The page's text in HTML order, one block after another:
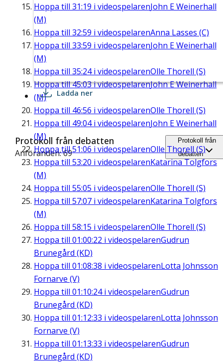
Hoppa till 31:19 i videospelarenJohn E Weinerhall
(M)
Hoppa till 32:59 i videospelarenAnna Lasses (C)
Hoppa till 33:59 i videospelarenJohn E Weinerhall
(M)
Hoppa till 35:24i videospelarenOlle Thorell (S)
Hoppa till45:03i videospelarenJohn E Weinerhall
(M)
Hoppa till 46:56 i videospelarenOlle Thorell (S)
Hoppa till 49:04i videospelarenJohn E Weinerhall
(M)
Hoppa till51:06 i videospelarenOlle Thorell (S)
Hoppa till 53:20 i videospelarenKatarina Tolgfors
(M)
Hoppa till 55:05 i videospelarenOlle Thorell (S)
Hoppa till 57:07 i videospelarenKatarina Tolgfors
(M)
Hoppa till 58:15 i videospelarenOlle Thorell (S)
Hoppa till 01:00:22 i videospelarenGudrun
Brunegård (KD)
Hoppa till 01:08:38 i videospelarenLotta Johnsson
Fornarve (V)
Hoppa till 01:10:24i videospelarenGudrun
Brunegård (KD)
Hoppa till 01:12:33 i videospelarenLotta Johnsson
Fornarve (V)
Hoppa till 01:13:33 i videospelarenGudrun
Brunegård (KD)
Ladda ner
Protokoll från debatten
Anföranden: 69
Protokoll från
debatten